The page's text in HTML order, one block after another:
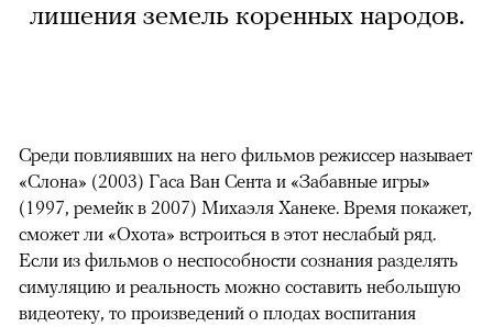
лишения земель коренных народов.
Среди повлиявших на него фильмов режиссер называет
«Слона» (2003) Гаса Ван Сента и «Забавные игры»
(1997, ремейк в 2007) Михаэля Ханеке. Время покажет,
сможет ли «Охота» встроиться в этот неслабый ряд.
Если из фильмов о неспособности сознания разделять
симуляцию и реальность можно составить небольшую
видеотеку, то произведений о плодах воспитания